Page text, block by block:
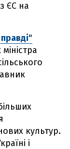
ЄС на
культур.
і